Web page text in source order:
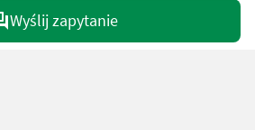
Wyślij zapytanie